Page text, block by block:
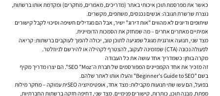
כאשר את מפרסמת תוכן איכותי באתר (מדריכים, מאמרים, מחקרים) ומקדמת אותו ברשתות,
נוצרת שרשרת תגובה: אנשים נכנסים, משתפים, מקשרים.
שיתופים ודיונים לא מהווים "אות דירוג" ישיר, אבל הם מגדילים חשיפה וסיכוי לקבל קישורים
אמיתיים מאתרים אחרים – מה שמחזק את הסמכות הדומיינית.
מצד שני, תנועה אורגנית מגוגל שמגיעה לתוכן טוב, יכולה להפוך לעוקבים ברשתות: קריאה
לפעולה נכונה (CTA) שמזמינה לעקוב, להצטרף לקהילה או להירשם לניוזלטר.
מקרה בוחן: כשמדריך אחד עושה את כל העבודה
זה מזכיר את אחד הקמפיינים המפורסמים של חברת ה־SEO "Moz". הם יצרו מדריך מקיף
בשם "Beginner's Guide to SEO" והעלו אותו לאתר שלהם.
בפועל, הם עשו שתי תנועות מקבילות: מצד אחד, אופטימיזציה SEOית עמוקה – מחקר מילות
מפתח, מבנה תוכן, כותרות, קישורים פנימיים. מצד שני, דחיפה חזקה ברשתות החברתיות,